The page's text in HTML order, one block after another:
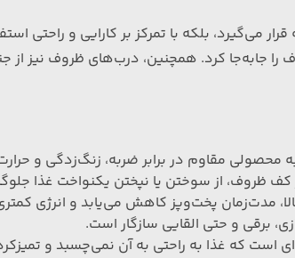
می‌گیرد، بلکه با تمرکز بر کارایی و
جا‌به‌جا کرد. همچنین، درب‌های ظروف نیز
محصولی مقاوم در برابر ضربه، زنگ‌زدگی و
ظروف، از سوختن یا نپختن یکنواخت غذا
مدت‌زمان پخت‌وپز کاهش می‌یابد و انرژی
برقی و حتی القایی سازگار است.
است که غذا به راحتی به آن نمی‌چسبد و